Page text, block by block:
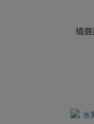
植